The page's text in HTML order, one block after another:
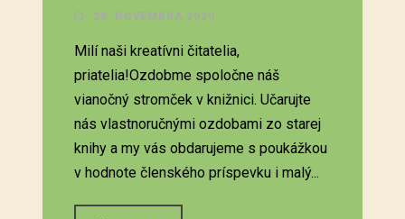
28. NOVEMBRA 2020.
Milí naši kreatívni čitatelia,
priatelia!Ozdobme spoločne náš
vianočný stromček v knižnici. Učarujte
nás vlastnoručnými ozdobami zo starej
knihy a my vás obdarujeme s poukážkou
v hodnote členského príspevku i malý...